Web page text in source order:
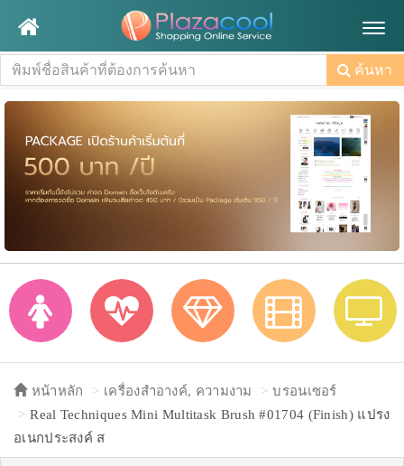
ค้นหา
หน้าหลัก เครื่องสำอางค์, ความงาม
บรอนเซอร์
Real Techniques Mini Multitask Brush #01704 (Finish) แปรง
อเนกประสงค์ ส